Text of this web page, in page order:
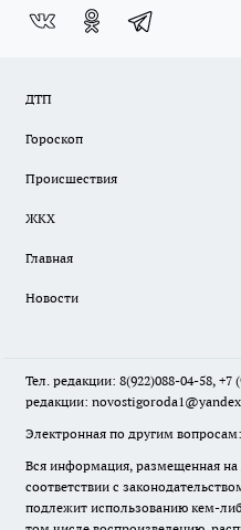
ДТП
Гороскоп
Происшествия
ЖКХ
Главная
Новости
Тел. редакции: 8(922)088-04-58, +7
редакции:
Электронная по другим
Вся информация, размещенная на
соответствии с
подлежит использованию кем-